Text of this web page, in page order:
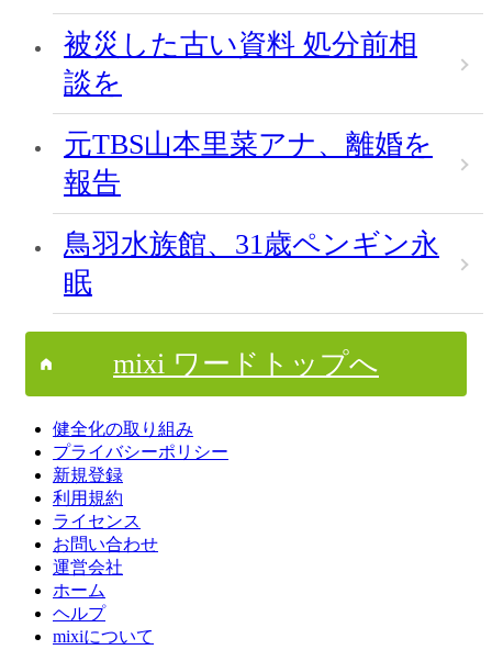
被災した古い資料 処分前相
談を
元TBS山本里菜アナ、離婚を
報告
鳥羽水族館、31歳ペンギン永
眠
mixi ワードトップへ
健全化の取り組み
プライバシーポリシー
新規登録
利用規約
ライセンス
お問い合わせ
運営会社
ホーム
ヘルプ
mixiについて